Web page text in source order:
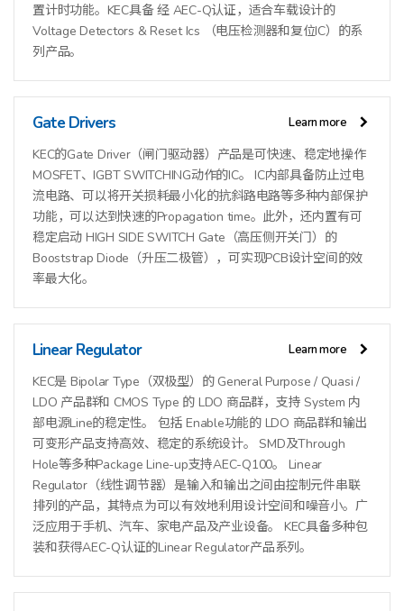
置计时功能。KEC具备 经 AEC-Q认证，适合车载设计的
Voltage Detectors & Reset Ics （电压检测器和复位IC）的系
列产品。
Gate Drivers Learn more
KEC的Gate Driver（闸门驱动器）产品是可快速、稳定地操作
MOSFET、IGBT SWITCHING动作的IC。 IC内部具备防止过电
流电路、可以将开关损耗最小化的抗斜路电路等多种内部保护
功能，可以达到快速的Propagation time。此外，还内置有可
稳定启动 HIGH SIDE SWITCH Gate（高压侧开关门）的
Booststrap Diode（升压二极管），可实现PCB设计空间的效
率最大化。
Linear Regulator Learn more
KEC是 Bipolar Type（双极型）的 General Purpose / Quasi /
LDO 产品群和 CMOS Type 的 LDO 商品群，支持 System 内
部电源Line的稳定性。 包括 Enable功能的 LDO 商品群和输出
可变形产品支持高效、稳定的系统设计。 SMD及Through
Hole等多种Package Line-up支持AEC-Q100。 Linear
Regulator（线性调节器）是输入和输出之间由控制元件串联
排列的产品，其特点为可以有效地利用设计空间和噪音小。广
泛应用于手机、汽车、家电产品及产业设备。 KEC具备多种包
装和获得AEC-Q认证的Linear Regulator产品系列。